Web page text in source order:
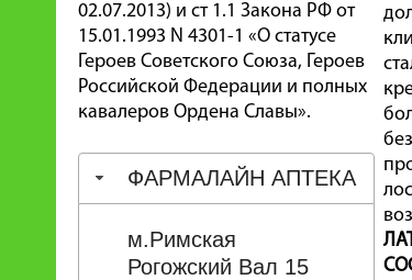
02.07.2013) и ст 1.1 Закона РФ от
15.01.1993 N 4301-1 «О статусе
Героев Советского Союза, Героев
Российской Федерации и полных
кавалеров Ордена Славы».
ФАРМАЛАЙН АПТЕКА
м.Римская
Рогожский Вал 15